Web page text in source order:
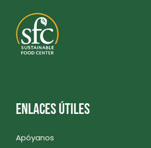
ENLACES ÚTILES
Apóyanos